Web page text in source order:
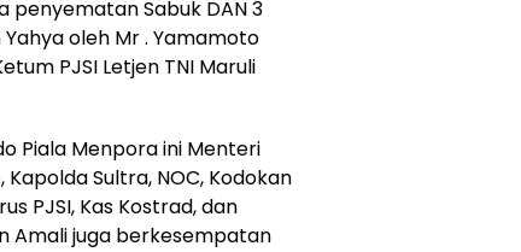
penyematan Sabuk DAN 3
oleh Mr . Yamamoto
PJSI Letjen TNI Maruli
Piala Menpora ini Menteri
Sultra, NOC, Kodokan
PJSI, Kas Kostrad, dan
Amali juga berkesempatan